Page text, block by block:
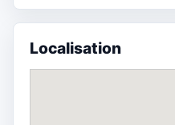
Localisation